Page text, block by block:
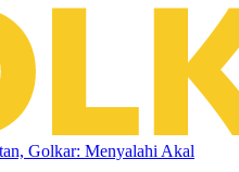
Golkar: Menyalahi Akal